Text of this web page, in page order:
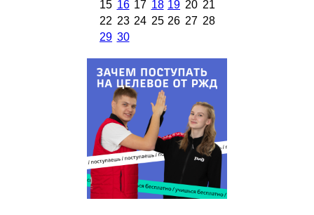
15 16 17 18 19 20 21
22 23 24 25 26 27 28
29 30